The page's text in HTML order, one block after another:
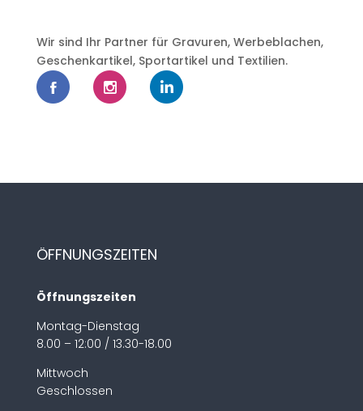
Wir sind Ihr Partner für Gravuren, Werbeblachen,
Geschenkartikel, Sportartikel und Textilien.
ÖFFNUNGSZEITEN
Öffnungszeiten
Montag-Dienstag
8.00 – 12:00 / 13.30-18.00
Mittwoch
Geschlossen